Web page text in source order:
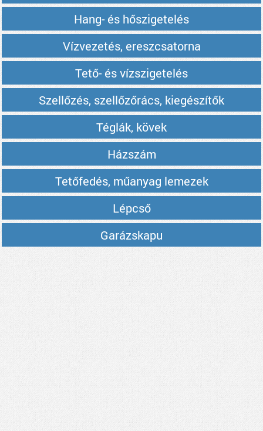
Hang- és hőszigetelés
Vízvezetés, ereszcsatorna
Tető- és vízszigetelés
Szellőzés, szellőzőrács, kiegészítők
Téglák, kövek
Házszám
Tetőfedés, műanyag lemezek
Lépcső
Garázskapu